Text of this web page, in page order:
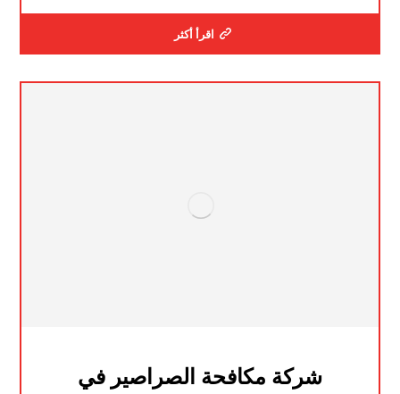
اقرأ أكثر
شركة مكافحة الصراصير في